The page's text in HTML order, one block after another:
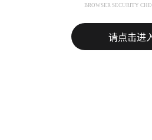
BROWSER SECURITY
请点击进